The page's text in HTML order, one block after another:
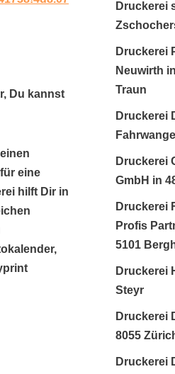
Du kannst
eine
hilft Dir in
Druckerei
Druckerei
Neuwirth
Traun
Druckerei
Druckerei
GmbH in
Druckerei
Profis
5101
Druckerei
Steyr
Druckerei
8055
Druckerei